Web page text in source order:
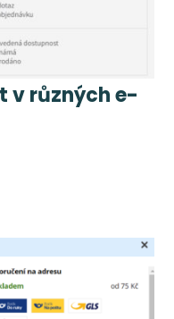
v různých e-